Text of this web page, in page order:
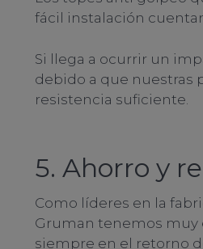
fácil instalación
Si llega a ocurrir un
debido a que nuestras
resistencia suficiente.
5. Ahorro y
Como líderes en la
Gruman tenemos muy
siempre en el retorno